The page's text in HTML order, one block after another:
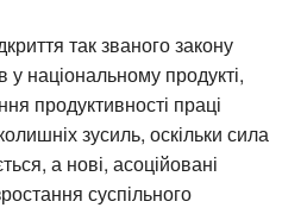
так званого закону
у національному продукті,
продуктивності праці
зусиль, оскільки сила
а нові, асоційовані
суспільного